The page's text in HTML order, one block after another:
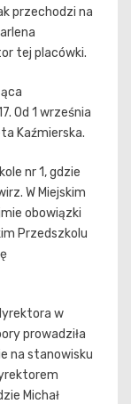
przechodzi na
tej placówki.
Od 1 września
Kaźmierska.
nr 1, gdzie
W Miejskim
obowiązki
Przedszkolu
w
prowadziła
na stanowisku
Michał